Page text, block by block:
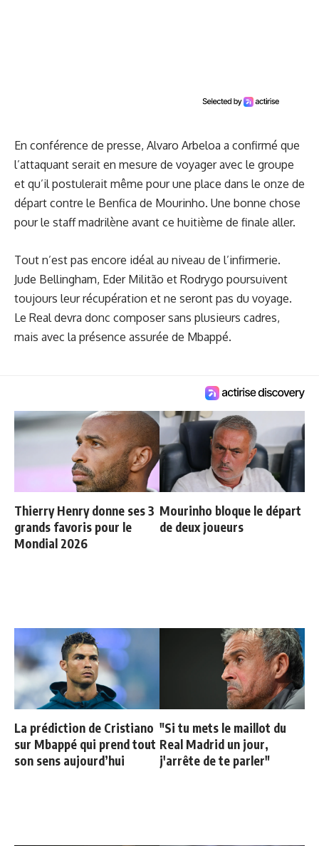
En conférence de presse, Alvaro Arbeloa a confirmé que
l’attaquant serait en mesure de voyager avec le groupe
et qu’il postulerait même pour une place dans le onze de
départ contre le Benfica de Mourinho. Une bonne chose
pour le staff madrilène avant ce huitième de finale aller.
Tout n’est pas encore idéal au niveau de l’infirmerie.
Jude Bellingham, Eder Militão et Rodrygo poursuivent
toujours leur récupération et ne seront pas du voyage.
Le Real devra donc composer sans plusieurs cadres,
mais avec la présence assurée de Mbappé.
Thierry Henry donne ses 3
grands favoris pour le
Mondial 2026
Mourinho bloque le départ
de deux joueurs
La prédiction de Cristiano
sur Mbappé qui prend tout
son sens aujourd’hui
"Si tu mets le maillot du
Real Madrid un jour,
j'arrête de te parler"